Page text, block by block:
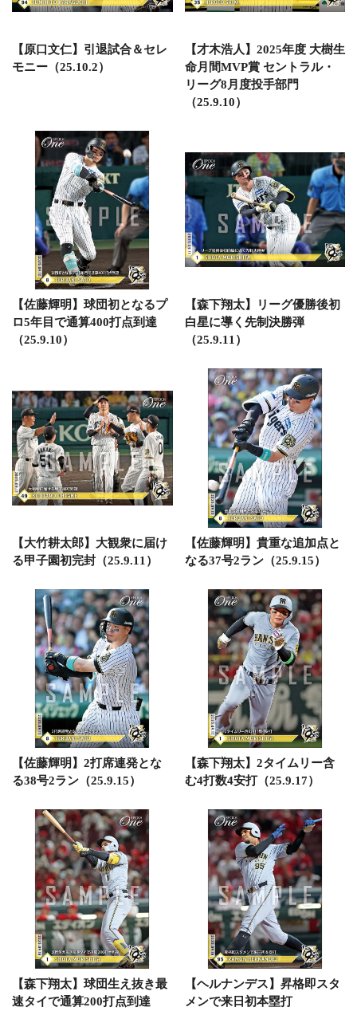
【原口文仁】引退試合＆セレ
モニー（25.10.2）
【才木浩人】2025年度 大樹生
命月間MVP賞 セントラル・
リーグ8月度投手部門
（25.9.10）
【佐藤輝明】球団初となるプ
ロ5年目で通算400打点到達
（25.9.10）
【森下翔太】リーグ優勝後初
白星に導く先制決勝弾
（25.9.11）
【大竹耕太郎】大観衆に届け
る甲子園初完封（25.9.11）
【佐藤輝明】貴重な追加点と
なる37号2ラン（25.9.15）
【佐藤輝明】2打席連発とな
る38号2ラン（25.9.15）
【森下翔太】2タイムリー含
む4打数4安打（25.9.17）
【森下翔太】球団生え抜き最
速タイで通算200打点到達
【ヘルナンデス】昇格即スタ
メンで来日初本塁打